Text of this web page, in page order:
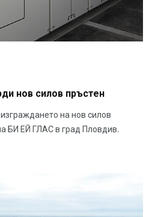
нов силов пръстен
на нов силов
БИ ЕЙ ГЛАС в град Пловдив.